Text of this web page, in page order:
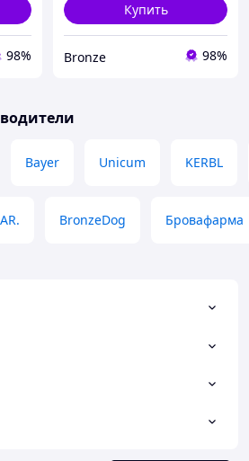
98%
Купить
Bronze 98%
Bayer Unicum KERBL
BronzeDog Бровафарма